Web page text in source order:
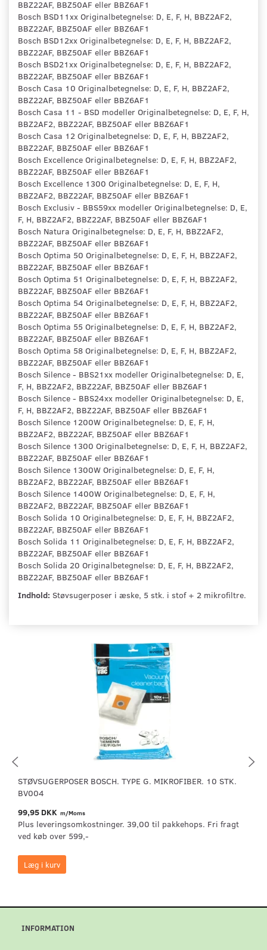
BBZ22AF, BBZ50AF eller BBZ6AF1
Bosch BSD11xx Originalbetegnelse: D, E, F, H, BBZ2AF2,
BBZ22AF, BBZ50AF eller BBZ6AF1
Bosch BSD12xx Originalbetegnelse: D, E, F, H, BBZ2AF2,
BBZ22AF, BBZ50AF eller BBZ6AF1
Bosch BSD21xx Originalbetegnelse: D, E, F, H, BBZ2AF2,
BBZ22AF, BBZ50AF eller BBZ6AF1
Bosch Casa 10 Originalbetegnelse: D, E, F, H, BBZ2AF2,
BBZ22AF, BBZ50AF eller BBZ6AF1
Bosch Casa 11 - BSD modeller Originalbetegnelse: D, E, F, H,
BBZ2AF2, BBZ22AF, BBZ50AF eller BBZ6AF1
Bosch Casa 12 Originalbetegnelse: D, E, F, H, BBZ2AF2,
BBZ22AF, BBZ50AF eller BBZ6AF1
Bosch Excellence Originalbetegnelse: D, E, F, H, BBZ2AF2,
BBZ22AF, BBZ50AF eller BBZ6AF1
Bosch Excellence 1300 Originalbetegnelse: D, E, F, H,
BBZ2AF2, BBZ22AF, BBZ50AF eller BBZ6AF1
Bosch Exclusiv - BBS59xx modeller Originalbetegnelse: D, E,
F, H, BBZ2AF2, BBZ22AF, BBZ50AF eller BBZ6AF1
Bosch Natura Originalbetegnelse: D, E, F, H, BBZ2AF2,
BBZ22AF, BBZ50AF eller BBZ6AF1
Bosch Optima 50 Originalbetegnelse: D, E, F, H, BBZ2AF2,
BBZ22AF, BBZ50AF eller BBZ6AF1
Bosch Optima 51 Originalbetegnelse: D, E, F, H, BBZ2AF2,
BBZ22AF, BBZ50AF eller BBZ6AF1
Bosch Optima 54 Originalbetegnelse: D, E, F, H, BBZ2AF2,
BBZ22AF, BBZ50AF eller BBZ6AF1
Bosch Optima 55 Originalbetegnelse: D, E, F, H, BBZ2AF2,
BBZ22AF, BBZ50AF eller BBZ6AF1
Bosch Optima 58 Originalbetegnelse: D, E, F, H, BBZ2AF2,
BBZ22AF, BBZ50AF eller BBZ6AF1
Bosch Silence - BBS21xx modeller Originalbetegnelse: D, E,
F, H, BBZ2AF2, BBZ22AF, BBZ50AF eller BBZ6AF1
Bosch Silence - BBS24xx modeller Originalbetegnelse: D, E,
F, H, BBZ2AF2, BBZ22AF, BBZ50AF eller BBZ6AF1
Bosch Silence 1200W Originalbetegnelse: D, E, F, H,
BBZ2AF2, BBZ22AF, BBZ50AF eller BBZ6AF1
Bosch Silence 1300 Originalbetegnelse: D, E, F, H, BBZ2AF2,
BBZ22AF, BBZ50AF eller BBZ6AF1
Bosch Silence 1300W Originalbetegnelse: D, E, F, H,
BBZ2AF2, BBZ22AF, BBZ50AF eller BBZ6AF1
Bosch Silence 1400W Originalbetegnelse: D, E, F, H,
BBZ2AF2, BBZ22AF, BBZ50AF eller BBZ6AF1
Bosch Solida 10 Originalbetegnelse: D, E, F, H, BBZ2AF2,
BBZ22AF, BBZ50AF eller BBZ6AF1
Bosch Solida 11 Originalbetegnelse: D, E, F, H, BBZ2AF2,
BBZ22AF, BBZ50AF eller BBZ6AF1
Bosch Solida 20 Originalbetegnelse: D, E, F, H, BBZ2AF2,
BBZ22AF, BBZ50AF eller BBZ6AF1
Indhold: Støvsugerposer i æske, 5 stk. i stof + 2 mikrofiltre.
STØVSUGERPOSER BOSCH. TYPE G. MIKROFIBER. 10 STK.
BV004
99,95 DKK m/Moms
Plus leveringsomkostninger. 39,00 til pakkehops. Fri fragt
ved køb over 599,-
Læg i kurv
INFORMATION